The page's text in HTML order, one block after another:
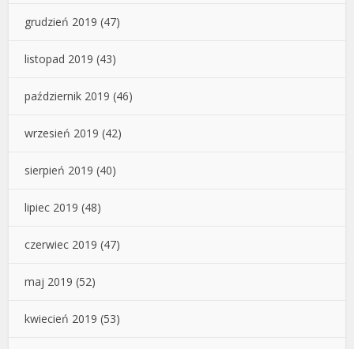
grudzień 2019 (47)
listopad 2019 (43)
październik 2019 (46)
wrzesień 2019 (42)
sierpień 2019 (40)
lipiec 2019 (48)
czerwiec 2019 (47)
maj 2019 (52)
kwiecień 2019 (53)